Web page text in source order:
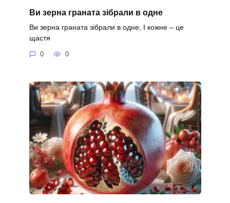
Ви зерна граната зібрали в одне
Ви зерна граната зібрали в одне, І кожне – це
щастя
0 0